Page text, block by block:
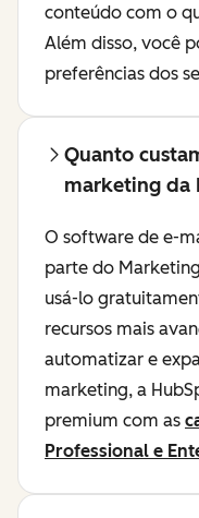
conteúdo com o
Além disso, você
preferências dos
Quanto
marketing da
O software de e-
parte do
usá-lo
recursos mais
automatizar e
marketing, a
premium com as
Professional e